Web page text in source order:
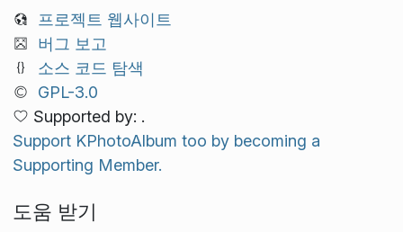
프로젝트 웹사이트
버그 보고
소스 코드 탐색
GPL-3.0
Supported by: .
Support KPhotoAlbum too by becoming a
Supporting Member.
도움 받기